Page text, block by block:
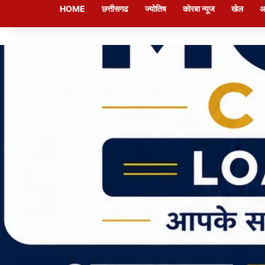
HOME छत्तीसगढ ज्योतिष कोरबा न्यूज खेल